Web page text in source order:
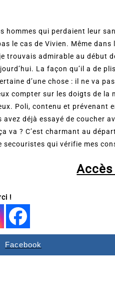
hommes qui perdaient leur
le cas de Vivien. Même
trouvais admirable au début
La façon qu’il a de
d’une chose : il ne va
compter sur les doigts de la
Poli, contenu et prévenant
avez déjà essayé de coucher
va ? C’est charmant au
secouristes qui vérifie mes
!
Facebook